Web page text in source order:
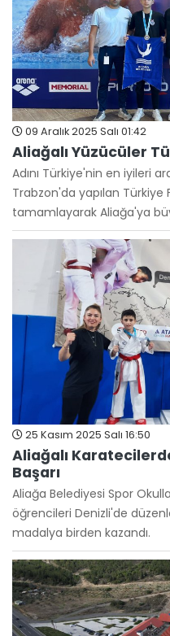
09 Aralık 2025 Salı 01:42
Aliağalı Yüzücüler
Adını Türkiye'nin en iyileri
Trabzon'da yapılan Türkiye
tamamlayarak Aliağa'ya
25 Kasım 2025 Salı 16:50
Aliağalı
Başarı
Aliağa Belediyesi Spor
öğrencileri Denizli'de
madalya birden kazandı.